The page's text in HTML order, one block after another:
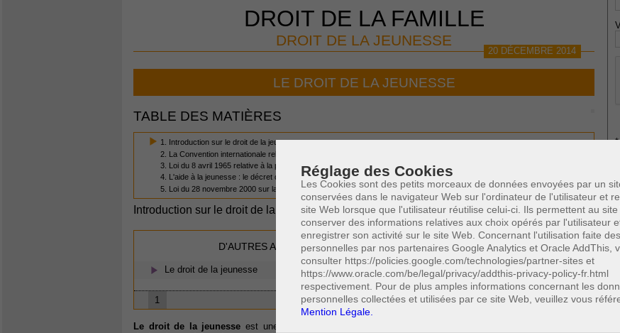
Réglage des Cookies
Les Cookies sont des petits morceaux de données envoyées par un
conservées dans le navigateur Web sur l'ordinateur de l'utilisateur et
site Web lorsque que l'utilisateur réutilise celui-ci. Ils permettent au site
conserver des informations relatives aux choix opérés par l'utilisateur
enregistrer son activité sur le site Web. Concernant l'utilisation faite
personnelles par nos partenaires Google Analytics et Oracle AddThis,
consulter https://policies.google.com/technologies/partner-sites et
https://www.oracle.com/be/legal/privacy/addthis-privacy-policy-fr.html
respectivement. Pour de plus amples informations concernant les
personnelles collectées et utilisées par ce site Web, veuillez vous
Mention Légale.
DROIT DE LA FAMILLE
DROIT DE LA JEUNESSE
20 DÉCEMBRE 2014
LE DROIT DE LA JEUNESSE
TABLE DES MATIÈRES
1. Introduction sur le droit de la jeunesse
2. La Convention internationale relative aux Droits de l'enfant
3. Loi du 8 avril 1965 relative à la protection de la jeunesse
4. L'aide à la jeunesse : le décret du 4 mars 1991 et l'ordonnance du 29 avril 2004
5. Loi du 28 novembre 2000 sur la protection pénale des mineurs
Introduction sur le droit de la jeunesse(1/5) Cette page a été vue0fois
D'AUTRES ARTICLES SUSCEPTIBLES DE VOUS INTERESSER:
Le droit de la jeunesse
1
Le droit de la jeunesse est une matière très vaste contenant des réglementations diverses relatives
*